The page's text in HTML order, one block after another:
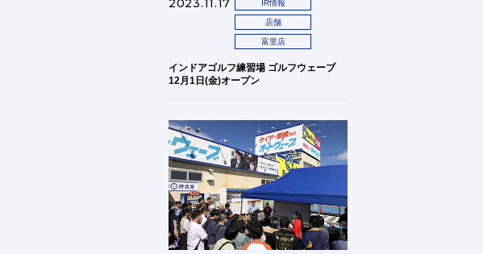
2023.11.17 IR情報
店舗
富里店
インドアゴルフ練習場 ゴルフウェーブ
12月1日(金)オープン